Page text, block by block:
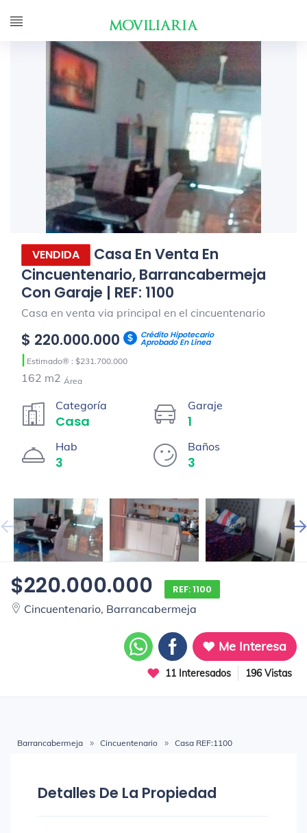
VENDIDA
Casa En Venta En
Cincuentenario, Barrancabermeja
Con Garaje | REF: 1100
Casa en venta via principal en el cincuentenario
$ 220.000.000 Crédito Hipotecario
Aprobado En Línea
| Estimado® : $231.700.000
162 m2 Área
Categoría
Casa
Garaje
1
Hab
3
Baños
3
$220.000.000 REF: 1100
Cincuentenario, Barrancabermeja
Me Interesa
11 Interesados 196 Vistas
Barrancabermeja Cincuentenario Casa REF:1100
Detalles De La Propiedad